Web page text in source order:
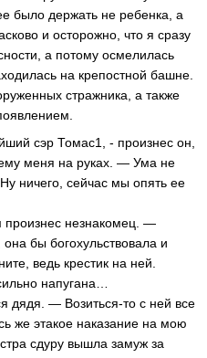
было держать не ребенка, а
и осторожно, что я сразу
а потому осмелилась
на крепостной башне.
стражника, а также
сэр Томас1, - произнес он,
меня на руках. — Ума не
ничего, сейчас мы опять ее
незнакомец. —
бы богохульствовала и
ведь крестик на ней.
напугана…
дядя. — Возиться-то с ней все
же этакое наказание на мою
сдуру вышла замуж за